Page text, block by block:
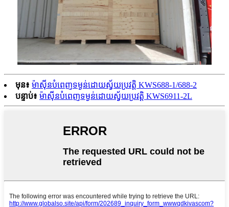
មុន៖ ម៉ាស៊ីនបំពេញទម្ងន់ដោយស្វ័យប្រវត្តិ KWS688-1/688-2
បន្ទាប់៖ ម៉ាស៊ីនបំពេញទម្ងន់ដោយស្វ័យប្រវត្តិ KWS6911-2L